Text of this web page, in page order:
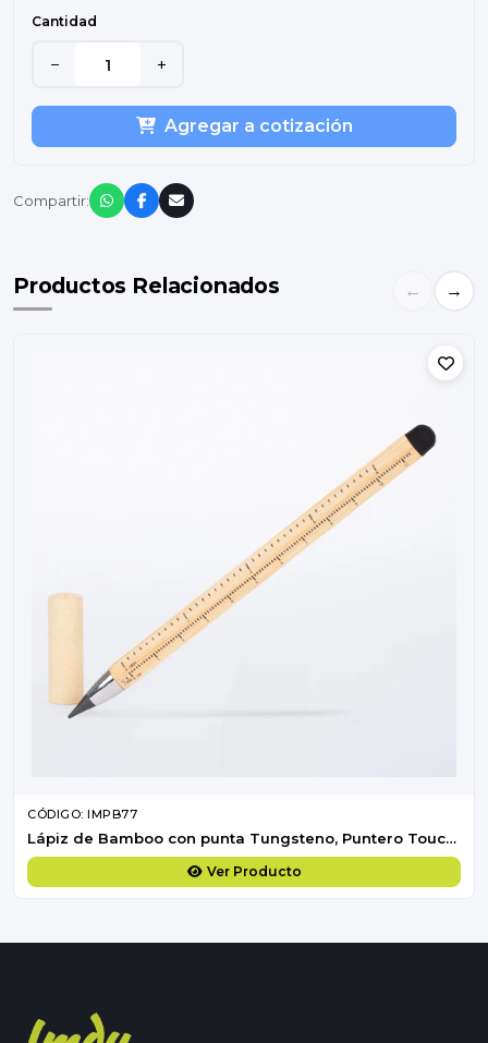
Cantidad
− +
Agregar a cotización
Compartir:
Productos Relacionados ← →
CÓDIGO: IMPB77
Lápiz de Bamboo con punta Tungsteno, Puntero Touch-Screen y regla de medir
Ver Producto